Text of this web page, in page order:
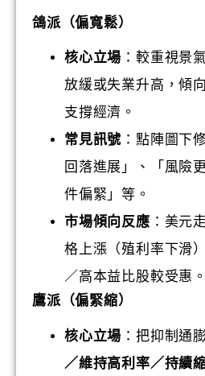
鴿派（偏寬鬆）
核心立場 ：較重視景
放緩或失業升高，傾向
支撐經濟。
常見訊號 ：點陣圖下
回落進展」、「風險
件偏緊」等。
市場傾向反應 ：美元
格上漲（殖利率下滑
／高本益比股較受惠。
鷹派（偏緊縮）
核心立場 ：把抑制通
／維持高利率／持續